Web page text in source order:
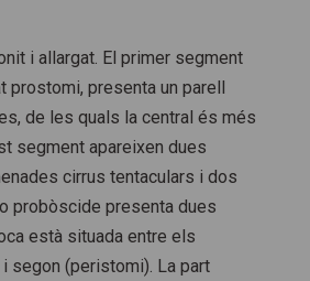
i allargat. El primer segment
prostomi, presenta un parell
de les quals la central és més
segment apareixen dues
cirrus tentaculars i dos
probòscide presenta dues
està situada entre els
segon (peristomi). La part